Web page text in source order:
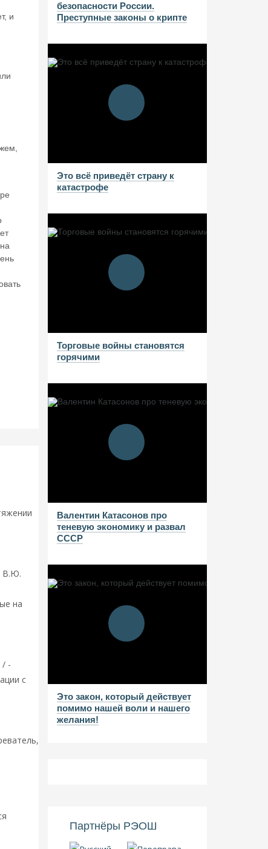
и
В.Ю.
на
/ -
с
безопасности России.
Преступные законы о крипте
Это всё приведёт страну к
катастрофе
Торговые войны становятся
горячими
Валентин Катасонов про
теневую экономику и развал
СССР
Это закон, который действует
помимо нашей воли и нашего
желания!
Партнёры РЭОШ